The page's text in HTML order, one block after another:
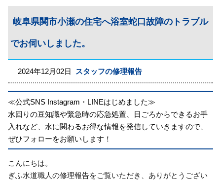
岐阜県関市小瀬の住宅へ浴室蛇口故障のトラブル
でお伺いしました。
2024年12月02日 スタッフの修理報告
≪公式SNS Instagram・LINEはじめました≫
水回りの豆知識や緊急時の応急処置、日ごろからできるお手
入れなど、水に関わるお得な情報を発信していきますので、
ぜひフォローをお願いします！
こんにちは。
ぎふ水道職人の修理報告をご覧いただき、ありがとうござい